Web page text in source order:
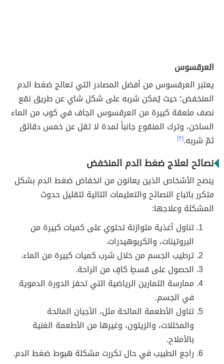
العرقسوس
يعتبر العرقسوس من أفضل المصادر التي تعالج ضغط الدم
المنخفض؛ حيث يُمكن شربه على شكل شاي عن طريق نقع
نصف ملعقة كبيرة من العرقسوس الجاف في كوب من الماء
الساخن، وترك المنقوع جانباً لمدة لا تقل عن خمس دقائق
ثمّ شربه.[٣]
نصائح لعلاج ضغط الدم المنخفض
ينصح الأشخاص الذين يعانون من انخفاض ضغط الدم بشكل
متكرر باتباع النصائح والتعليمات التالية لتقليل حدوث
المشكلة وعلاجها:
تناول أغذية متوازنة تحتوي على كميات كبيرة من
البروتينات، والكربوهيدرات.
ترطيب الجسم من خلال شرب كميات كبيرة من الماء.
الحصول على قسطٍ كافٍ من الراحة.
ممارسة التمارين الرياضية التي تحفز الدورة الدموية
في الجسم.
تناول الأطعمة المالحة مثل، الأجبان المالحة
والمخللات، والزيتون، وغيرها من الأطعمة الغنية
بالأملاح.
راجع الطبيب في حال تكررت مشكلة هبوط ضغط الدم.